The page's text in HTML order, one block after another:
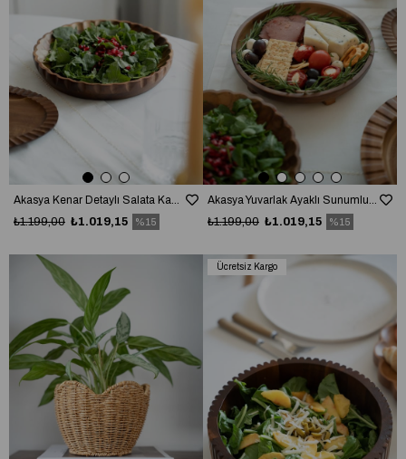
Akasya Kenar Detaylı Salata Kasesi (25cm)
₺1.019,15
₺1.199,00 %15
Akasya Yuvarlak Ayaklı Sunumluk Kase
₺1.019,15
₺1.199,00 %15
Ücretsiz Kargo